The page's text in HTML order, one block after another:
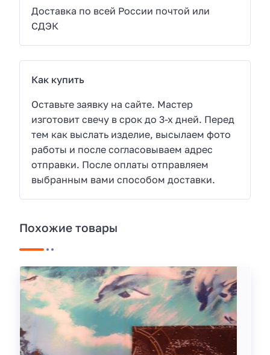
Доставка по всей России почтой или
СДЭК
Как купить
Оставьте заявку на сайте. Мастер
изготовит свечу в срок до 3-х дней. Перед
тем как выслать изделие, высылаем фото
работы и после согласовываем адрес
отправки. После оплаты отправляем
выбранным вами способом доставки.
Похожие товары